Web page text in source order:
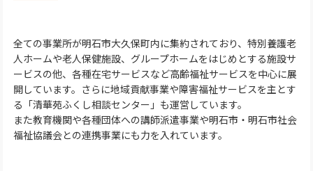
全ての事業所が明石市大久保町内に集約されており、特別養護老
人ホームや老人保健施設、グループホームをはじめとする施設サ
ービスの他、各種在宅サービスなど高齢福祉サービスを中心に展
開しています。さらに地域貢献事業や障害福祉サービスを主とす
る「清華苑ふくし相談センター」も運営しています。
また教育機関や各種団体への講師派遣事業や明石市・明石市社会
福祉協議会との連携事業にも力を入れています。